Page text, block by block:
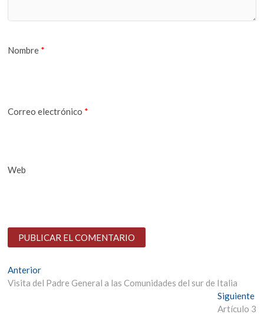
Nombre *
Correo electrónico *
Web
Navegación
de
AnteriorEntrada
anterior:
Visita del Padre General a las Comunidades del sur de Italia
Siguiente
Artículo 3